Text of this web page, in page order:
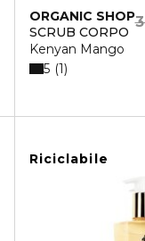
ORGANIC SHOP
SCRUB CORPO
Kenyan Mango
5 1
Riciclabile